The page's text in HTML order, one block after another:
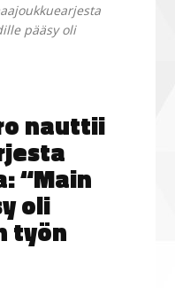
pääsy oli
nauttii
“Main
oli
työn